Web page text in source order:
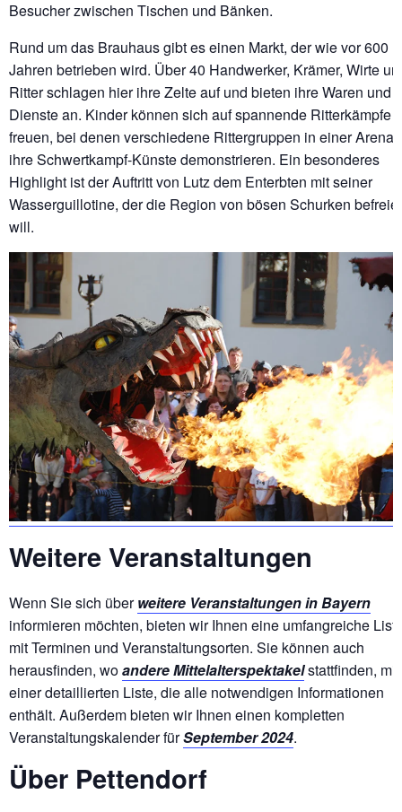
Besucher zwischen Tischen und Bänken.
Rund um das Brauhaus gibt es einen Markt, der wie vor 600
Jahren betrieben wird. Über 40 Handwerker, Krämer, Wirte
Ritter schlagen hier ihre Zelte auf und bieten ihre Waren und
Dienste an. Kinder können sich auf spannende Ritterkämpfe
freuen, bei denen verschiedene Rittergruppen in einer Arena
ihre Schwertkampf-Künste demonstrieren. Ein besonderes
Highlight ist der Auftritt von Lutz dem Enterbten mit seiner
Wasserguillotine, der die Region von bösen Schurken
will.
Weitere Veranstaltungen
Wenn Sie sich überweitere Veranstaltungen in Bayern
informieren möchten, bieten wir Ihnen eine umfangreiche
mit Terminen und Veranstaltungsorten. Sie können auch
herausfinden, woandere Mittelalterspektakelstattfinden, mit
einer detaillierten Liste, die alle notwendigen Informationen
enthält. Außerdem bieten wir Ihnen einen kompletten
Veranstaltungskalender fürSeptember 2024.
Über Pettendorf